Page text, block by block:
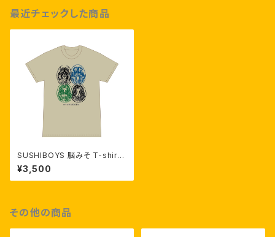
最近チェックした商品
SUSHIBOYS 脳みそ T-shirt
(beige)
¥3,500
その他の商品